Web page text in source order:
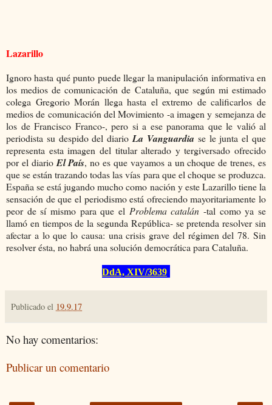
Lazarillo
Ignoro hasta qué punto puede llegar la manipulación informativa en
los medios de comunicación de Cataluña, que según mi estimado
colega Gregorio Morán llega hasta el extremo de calificarlos de
medios de comunicación del Movimiento -a imagen y semejanza de
los de Francisco Franco-, pero si a ese panorama que le valió al
periodista su despido del diarioLa Vanguardia se le junta el que
representa esta imagen del titular alterado y tergiversado ofrecido
por el diario El País, no es que vayamos a un choque de trenes, es
que se están trazando todas las vías para que el choque se produzca.
España se está jugando mucho como nación y este Lazarillo tiene la
sensación de que el periodismo está ofreciendo mayoritariamente lo
peor de sí mismo para que el Problema catalán -tal como ya se
llamó en tiempos de la segunda República- se pretenda resolver sin
afectar a lo que lo causa: una crisis grave del régimen del 78. Sin
resolver ésta, no habrá una solución democrática para Cataluña.
DdA, XIV/3639
Publicado el 19.9.17
No hay comentarios:
Publicar un comentario